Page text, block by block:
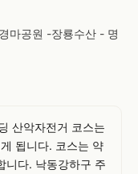
마공원 -장룡수산 - 명
산악자전거 코스는
됩니다. 코스는 약
니다. 낙동강하구 주